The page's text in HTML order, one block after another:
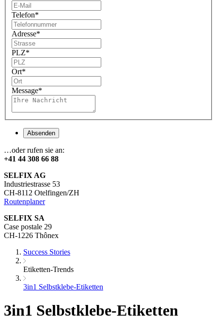
Telefon*
Adresse*
PLZ*
Ort*
Message*
Absenden
…oder rufen sie an:
+41 44 308 66 88
SELFIX AG
Industriestrasse 53
CH-8112 Otelfingen/ZH
Routenplaner
SELFIX SA
Case postale 29
CH-1226 Thônex
Success Stories
Etiketten-Trends
3in1 Selbstklebe-Etiketten
3in1 Selbstklebe-Etiketten